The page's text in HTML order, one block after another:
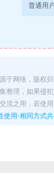
普通用
于网络，版权归
整理，如果侵
流之用，若使
使用-相同方式